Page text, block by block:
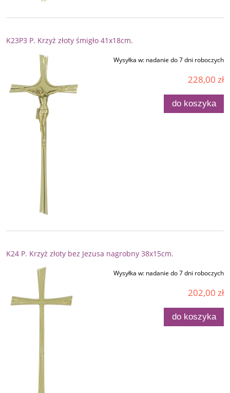
K23P3 P. Krzyż złoty śmigło 41x18cm.
Wysyłka w: nadanie do 7 dni roboczych
228,00 zł
do koszyka
K24 P. Krzyż złoty bez Jezusa nagrobny 38x15cm.
Wysyłka w: nadanie do 7 dni roboczych
202,00 zł
do koszyka